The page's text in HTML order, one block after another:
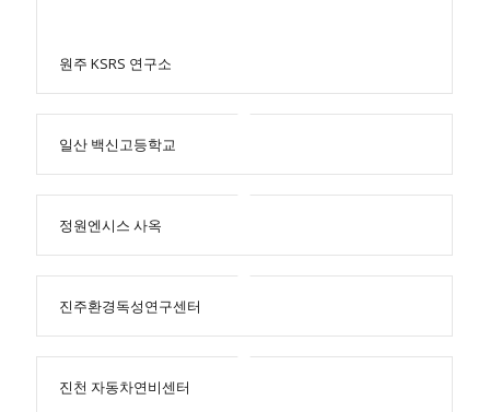
원주 KSRS 연구소
일산 백신고등학교
정원엔시스 사옥
진주환경독성연구센터
진천 자동차연비센터